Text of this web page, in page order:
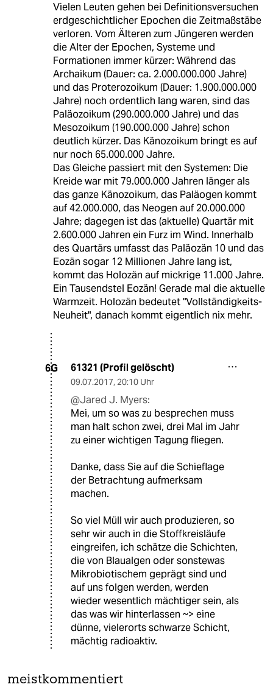
Vielen Leuten gehen bei Definitionsversuchen
erdgeschichtlicher Epochen die Zeitmaßstäbe
verloren. Vom Älteren zum Jüngeren werden
die Alter der Epochen, Systeme und
Formationen immer kürzer: Während das
Archaikum (Dauer: ca. 2.000.000.000 Jahre)
und das Proterozoikum (Dauer: 1.900.000.000
Jahre) noch ordentlich lang waren, sind das
Paläozoikum (290.000.000 Jahre) und das
Mesozoikum (190.000.000 Jahre) schon
deutlich kürzer. Das Känozoikum bringt es auf
nur noch 65.000.000 Jahre.
Das Gleiche passiert mit den Systemen: Die
Kreide war mit 79.000.000 Jahren länger als
das ganze Känozoikum, das Paläogen kommt
auf 42.000.000, das Neogen auf 20.000.000
Jahre; dagegen ist das (aktuelle) Quartär mit
2.600.000 Jahren ein Furz im Wind. Innerhalb
des Quartärs umfasst das Paläozän 10 und das
Eozän sogar 12 Millionen Jahre lang ist,
kommt das Holozän auf mickrige 11.000 Jahre.
Ein Tausendstel Eozän! Gerade mal die aktuelle
Warmzeit. Holozän bedeutet "Vollständigkeits-
Neuheit", danach kommt eigentlich nix mehr.
6G 61321 (Profil gelöscht)
09.07.2017, 20:10 Uhr
@Jared J. Myers:
Mei, um so was zu besprechen muss
man halt schon zwei, drei Mal im Jahr
zu einer wichtigen Tagung fliegen.
Danke, dass Sie auf die Schieflage
der Betrachtung aufmerksam
machen.
So viel Müll wir auch produzieren, so
sehr wir auch in die Stoffkreisläufe
eingreifen, ich schätze die Schichten,
die von Blaualgen oder sonstewas
Mikrobiotischem geprägt sind und
auf uns folgen werden, werden
wieder wesentlich mächtiger sein, als
das was wir hinterlassen ~> eine
dünne, vielerorts schwarze Schicht,
mächtig radioaktiv.
meistkommentiert